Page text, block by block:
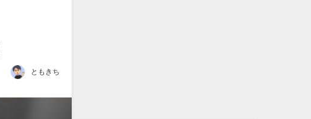
ともきち